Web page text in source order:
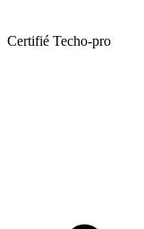
Certifié Techo-pro